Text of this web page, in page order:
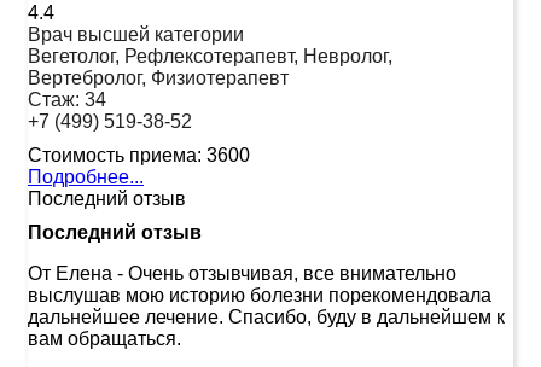
4.4
Врач высшей категории
Вегетолог, Рефлексотерапевт, Невролог,
Вертебролог, Физиотерапевт
Стаж: 34
+7 (499) 519-38-52
Стоимость приема: 3600
Подробнее...
Последний отзыв
Последний отзыв
От Елена - Очень отзывчивая, все внимательно
выслушав мою историю болезни порекомендовала
дальнейшее лечение. Спасибо, буду в дальнейшем к
вам обращаться.